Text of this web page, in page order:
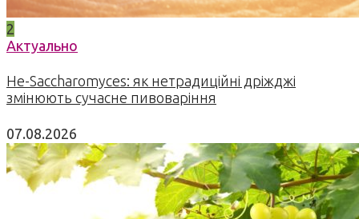
2
Актуально
Не-Saccharomyces: як нетрадиційні дріжджі
змінюють сучасне пивоваріння
07.08.2026